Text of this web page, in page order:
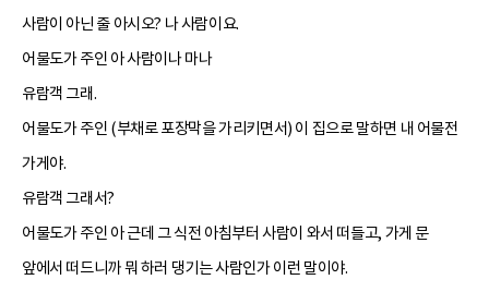
사람이 아닌 줄 아시오? 나 사람이요.
어물도가 주인 아 사람이나 마나
유람객 그래.
어물도가 주인 (부채로 포장막을 가리키면서) 이 집으로 말하면 내 어물전
가게야.
유람객 그래서?
어물도가 주인 아 근데 그 식전 아침부터 사람이 와서 떠들고, 가게 문
앞에서 떠드니까 뭐 하러 댕기는 사람인가 이런 말이야.